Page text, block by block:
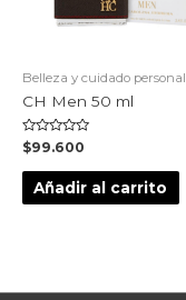
Belleza y cuidado personal
CH Men 50 ml
Valorado
en
0
$99.600
Añadir al carrito